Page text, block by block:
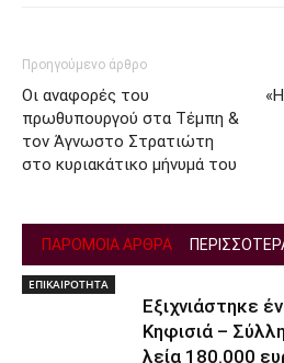
Προηγούμενο άρθρο
Οι αναφορές του
πρωθυπουργού στα Τέμπη &
τον Άγνωστο Στρατιώτη
στο κυριακάτικο μήνυμά του
ΠΑΡΟΜΟΙΑ ΑΡΘΡΑ
ΕΠΙΚΑΙΡΟΤΗΤΑ
Εξιχνιάστηκε
Κηφισιά –
λεία 180.000